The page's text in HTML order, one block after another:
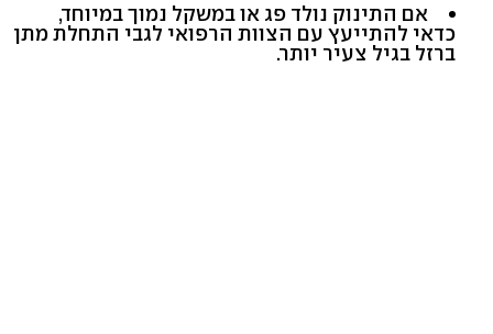
אם התינוק נולד פג או במשקל נמוך במיוחד,
כדאי להתייעץ עם הצוות הרפואי לגבי התחלת מתן
ברזל בגיל צעיר יותר.